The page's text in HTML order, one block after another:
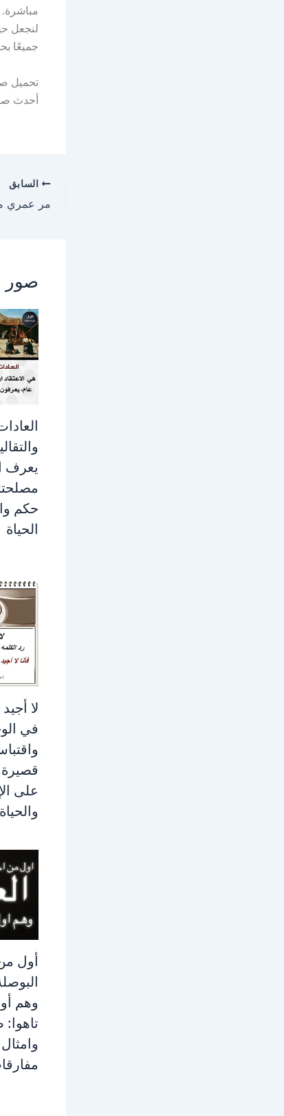
مباشرة.
لنجعل
جميعًا
تحميل
أحدث
السابق
صور
يعرف
حكم
الحياة
لا
في
على
والحياة
أول
وهم